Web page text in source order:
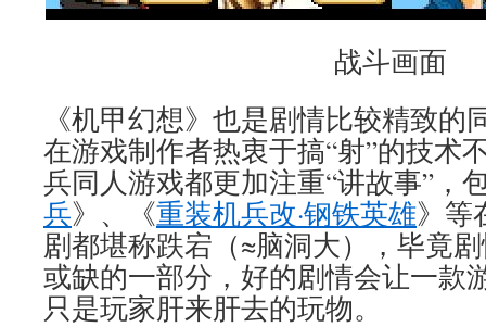
战斗画面
《机甲幻想》也是剧情比较精致的
在游戏制作者热衷于搞“射”的技术
兵同人游戏都更加注重“讲故事”，
兵》、《重装机兵改·钢铁英雄》等
剧都堪称跌宕（≈脑洞大），毕竟
或缺的一部分，好的剧情会让一款
只是玩家肝来肝去的玩物。